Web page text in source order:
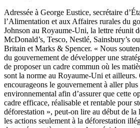
Adressée à George Eustice, secrétaire
l’Alimentation et aux Affaires rurales du
Johnson au Royaume-Uni, la lettre réunit
McDonald’s, Tesco, Nestlé, Sainsbury’s
Britain et Marks & Spencer. « Nous
du gouvernement de développer une
de proposer un cadre commun où les
sont la norme au Royaume-Uni et ailleurs.
encourageons le gouvernement à aller
environnemental afin d’assurer que cette
cadre efficace, réalisable et rentable pour
déforestation », peut-on lire au début de la
les actions seulement à la déforestation